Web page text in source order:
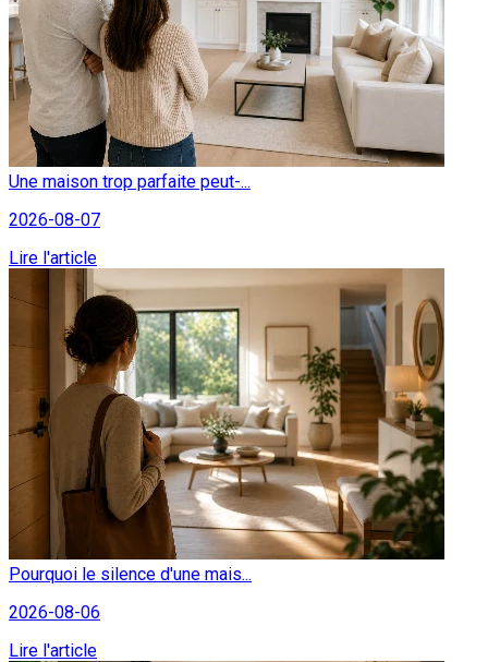
Une maison trop parfaite peut-...
2026-08-07
Lire l'article
Pourquoi le silence d'une mais...
2026-08-06
Lire l'article